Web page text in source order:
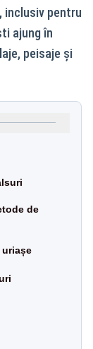
inclusiv pentru
ajung în
peisaje și
de